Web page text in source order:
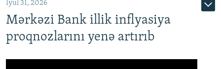
İyul 31, 2026
Mərkəzi Bank illik inflyasiya
proqnozlarını yenə artırıb